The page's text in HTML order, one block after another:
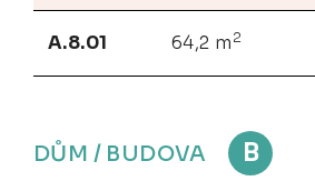
A.8.01 64,2 m 2
DŮM / BUDOVA B